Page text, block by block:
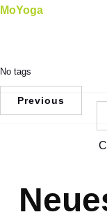
MoYoga
No tags
Previous